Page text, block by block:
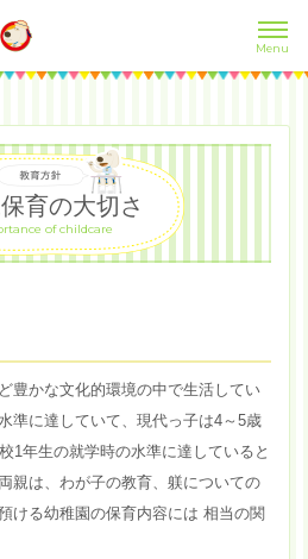
育の大切さ
of childcare
豊かな文化的環境の中で生活してい
準に達していて、現代っ子は4～5歳
1年生の就学時の水準に達していると
親は、わが子の教育、躾についての
ける幼稚園の保育内容には 相当の関